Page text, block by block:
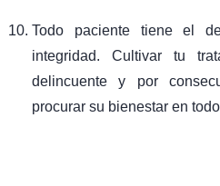
Todo paciente tiene el
integridad. Cultivar tu
delincuente y por
procurar su bienestar en